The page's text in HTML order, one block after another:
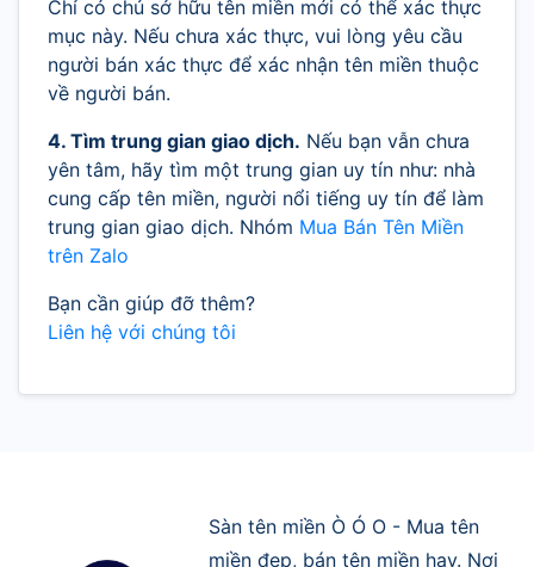
Chỉ có chủ sở hữu tên miền mới có thể xác thực
mục này. Nếu chưa xác thực, vui lòng yêu cầu
người bán xác thực để xác nhận tên miền thuộc
về người bán.
4. Tìm trung gian giao dịch. Nếu bạn vẫn chưa
yên tâm, hãy tìm một trung gian uy tín như: nhà
cung cấp tên miền, người nổi tiếng uy tín để làm
trung gian giao dịch. Nhóm Mua Bán Tên Miền
trên Zalo
Bạn cần giúp đỡ thêm?
Liên hệ với chúng tôi
Sàn tên miền Ò Ó O - Mua tên
miền đẹp, bán tên miền hay. Nơi